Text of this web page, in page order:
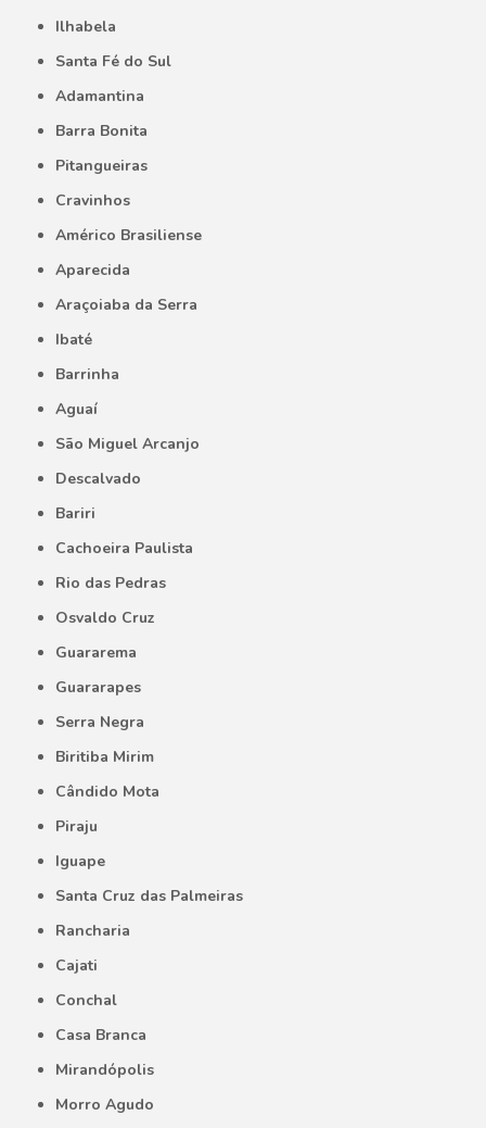
Ilhabela
Santa Fé do Sul
Adamantina
Barra Bonita
Pitangueiras
Cravinhos
Américo Brasiliense
Aparecida
Araçoiaba da Serra
Ibaté
Barrinha
Aguaí
São Miguel Arcanjo
Descalvado
Bariri
Cachoeira Paulista
Rio das Pedras
Osvaldo Cruz
Guararema
Guararapes
Serra Negra
Biritiba Mirim
Cândido Mota
Piraju
Iguape
Santa Cruz das Palmeiras
Rancharia
Cajati
Conchal
Casa Branca
Mirandópolis
Morro Agudo